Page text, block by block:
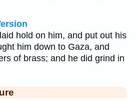
hold on him, and put out his
him down to Gaza, and
of brass; and he did grind in